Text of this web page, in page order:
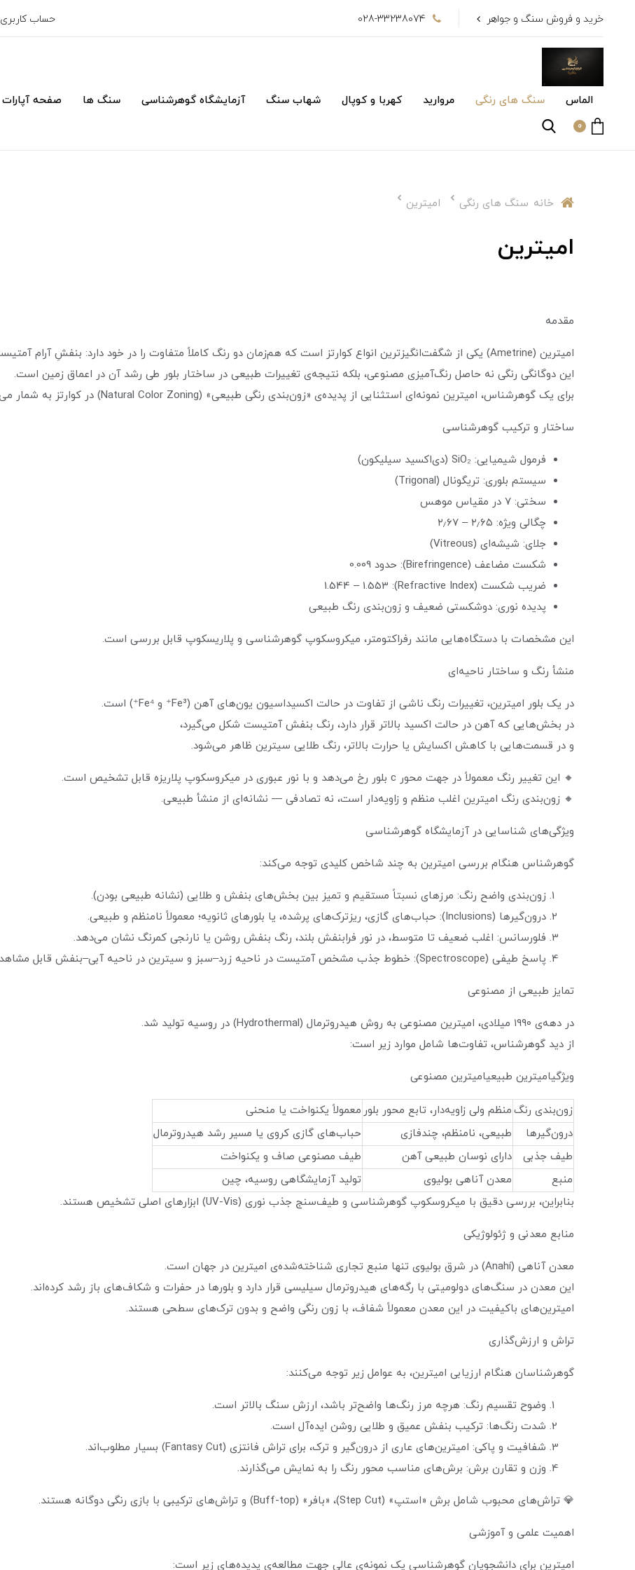
خرید و فروش سنگ و جواهر 028-33238074 حساب کاربری
الماس سنگ های رنگی مروارید کهربا و کوپال شهاب سنگ آزمایشگاه گوهرشناسی سنگ ها صفحه آپارات
0
خانه سنگ های رنگی امیترین
امیترین
مقدمه
امیترین (Ametrine) یکی از شگفت‌انگیزترین انواع کوارتز است که هم‌زمان دو رنگ کاملاً متفاوت را در خود دارد: بنفشِ آرام آمتیست و طلاییِ درخشان سیترین.
این دوگانگی رنگی نه حاصل رنگ‌آمیزی مصنوعی، بلکه نتیجه‌ی تغییرات طبیعی در ساختار بلور طی رشد آن در اعماق زمین است.
برای یک گوهرشناس، امیترین نمونه‌ای استثنایی از پدیده‌ی «زون‌بندی رنگی طبیعی» (Natural Color Zoning) در کوارتز به شمار می‌رود.
ساختار و ترکیب گوهرشناسی
فرمول شیمیایی: SiO₂ (دی‌اکسید سیلیکون)
سیستم بلوری: تریگونال (Trigonal)
سختی: ۷ در مقیاس موهس
چگالی ویژه: ۲٫۶۵ – ۲٫۶۷
جلای: شیشه‌ای (Vitreous)
شکست مضاعف (Birefringence): حدود 0.009
ضریب شکست (Refractive Index): 1.544 – 1.553
پدیده نوری: دوشکستی ضعیف و زون‌بندی رنگ طبیعی
این مشخصات با دستگاه‌هایی مانند رفراکتومتر، میکروسکوپ گوهرشناسی و پلاریسکوپ قابل بررسی است.
منشأ رنگ و ساختار ناحیه‌ای
در یک بلور امیترین، تغییرات رنگ ناشی از تفاوت در حالت اکسیداسیون یون‌های آهن (Fe³⁺ و Fe⁴⁺) است.
در بخش‌هایی که آهن در حالت اکسید بالاتر قرار دارد، رنگ بنفش آمتیست شکل می‌گیرد،
و در قسمت‌هایی با کاهش اکسایش یا حرارت بالاتر، رنگ طلایی سیترین ظاهر می‌شود.
🔸 این تغییر رنگ معمولاً در جهت محور c بلور رخ می‌دهد و با نور عبوری در میکروسکوپ پلاریزه قابل تشخیص است.
🔸 زون‌بندی رنگ امیترین اغلب منظم و زاویه‌دار است، نه تصادفی — نشانه‌ای از منشأ طبیعی.
ویژگی‌های شناسایی در آزمایشگاه گوهرشناسی
گوهرشناس هنگام بررسی امیترین به چند شاخص کلیدی توجه می‌کند:
زون‌بندی واضح رنگ: مرزهای نسبتاً مستقیم و تمیز بین بخش‌های بنفش و طلایی (نشانه طبیعی بودن).
درون‌گیرها (Inclusions): حباب‌های گازی، ریزترک‌های پرشده، یا بلورهای ثانویه؛ معمولاً نامنظم و طبیعی.
فلورسانس: اغلب ضعیف تا متوسط، در نور فرابنفش بلند، رنگ بنفش روشن یا نارنجی کمرنگ نشان می‌دهد.
پاسخ طیفی (Spectroscope): خطوط جذب مشخص آمتیست در ناحیه زرد–سبز و سیترین در ناحیه آبی–بنفش قابل مشاهده است.
تمایز طبیعی از مصنوعی
در دهه‌ی ۱۹۹۰ میلادی، امیترین مصنوعی به روش هیدروترمال (Hydrothermal) در روسیه تولید شد.
از دید گوهرشناس، تفاوت‌ها شامل موارد زیر است:
ویژگیامیترین طبیعیامیترین مصنوعی
زون‌بندی رنگمنظم ولی زاویه‌دار، تابع محور بلور معمولاً یکنواخت یا منحنی
درون‌گیرها
طبیعی، نامنظم، چندفازی
حباب‌های گازی کروی یا مسیر رشد هیدروترمال
طیف جذبی
دارای نوسان طبیعی آهن
طیف مصنوعی صاف و یکنواخت
منبع
معدن آناهی بولیوی
تولید آزمایشگاهی روسیه، چین
بنابراین، بررسی دقیق با میکروسکوپ گوهرشناسی و طیف‌سنج جذب نوری (UV-Vis) ابزارهای اصلی تشخیص هستند.
منابع معدنی و ژئولوژیکی
معدن آناهی (Anahí) در شرق بولیوی تنها منبع تجاری شناخته‌شده‌ی امیترین در جهان است.
این معدن در سنگ‌های دولومیتی با رگه‌های هیدروترمال سیلیسی قرار دارد و بلورها در حفرات و شکاف‌های باز رشد کرده‌اند.
امیترین‌های باکیفیت در این معدن معمولاً شفاف، با زون رنگی واضح و بدون ترک‌های سطحی هستند.
تراش و ارزش‌گذاری
گوهرشناسان هنگام ارزیابی امیترین، به عوامل زیر توجه می‌کنند:
وضوح تقسیم رنگ: هرچه مرز رنگ‌ها واضح‌تر باشد، ارزش سنگ بالاتر است.
شدت رنگ‌ها: ترکیب بنفش عمیق و طلایی روشن ایده‌آل است.
شفافیت و پاکی: امیترین‌های عاری از درون‌گیر و ترک، برای تراش فانتزی (Fantasy Cut) بسیار مطلوب‌اند.
وزن و تقارن برش: برش‌های مناسب محور رنگ را به نمایش می‌گذارند.
💎 تراش‌های محبوب شامل برش «استپ» (Step Cut)، «بافر» (Buff-top) و تراش‌های ترکیبی با بازی رنگی دوگانه هستند.
اهمیت علمی و آموزشی
امیترین برای دانشجویان گوهرشناسی یک نمونه‌ی عالی جهت مطالعه‌ی پدیده‌های زیر است: